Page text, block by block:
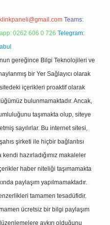
Teams:
0262 606 0 726 Telegram:
gereğince Bilgi Teknolojileri ve
bir Yer Sağlayıcı olarak
içerikleri proaktif olarak
bulunmamaktadır. Ancak,
taşımakta olup, siteye
sayılırlar. Bu internet sitesi,
şirketi ile hiçbir bağlantısı
hazırladığımız makaleler
haber niteliği taşımamakta
paylaşım yapılmamaktadır.
tamamen tesadüfidir.
ücretsiz bir bilgi paylaşım
aykırı olduğunu